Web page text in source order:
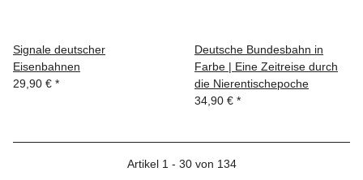
Signale deutscher
Eisenbahnen
29,90 € *
Deutsche Bundesbahn in
Farbe | Eine Zeitreise durch
die Nierentischepoche
34,90 € *
Artikel 1 - 30 von 134